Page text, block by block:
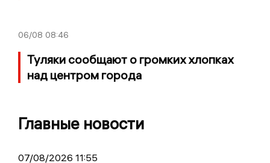
06/08 08:46
Туляки сообщают о громких хлопках
над центром города
Главные новости
07/08/2026 11:55